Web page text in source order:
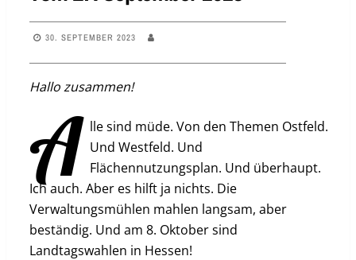
30. SEPTEMBER 2023
Hallo zusammen!
A lle sind müde. Von den Themen Ostfeld.
Und Westfeld. Und
Flächennutzungsplan. Und überhaupt.
Ich auch. Aber es hilft ja nichts. Die
Verwaltungsmühlen mahlen langsam, aber
beständig. Und am 8. Oktober sind
Landtagswahlen in Hessen!